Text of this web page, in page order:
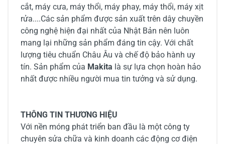
cắt, máy cưa, máy thổi, máy phay, máy thổi, máy xịt
rửa....Các sản phẩm được sản xuất trên dây chuyền
công nghệ hiện đại nhất của Nhật Bản nên luôn
mang lại những sản phẩm đáng tin cậy. Với chất
lượng tiêu chuẩn Châu Âu và chế độ bảo hành uy
tín. Sản phẩm của Makita là sự lựa chọn hoàn hảo
nhất được nhiều người mua tin tưởng và sử dụng.
THÔNG TIN THƯƠNG HIỆU
Với nền móng phát triển ban đầu là một công ty
chuyên sửa chữa và kinh doanh các động cơ điện